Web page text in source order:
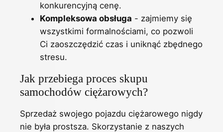
konkurencyjną cenę.
Kompleksowa obsługa - zajmiemy się
wszystkimi formalnościami, co pozwoli
Ci zaoszczędzić czas i uniknąć zbędnego
stresu.
Jak przebiega proces skupu
samochodów ciężarowych?
Sprzedaż swojego pojazdu ciężarowego nigdy
nie była prostsza. Skorzystanie z naszych